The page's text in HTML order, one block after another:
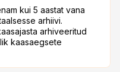
kui 5 aastat vana
arhiivi.
arhiveeritud
kaasaegsete